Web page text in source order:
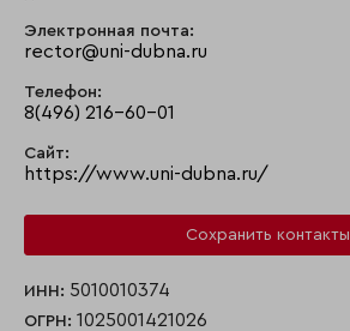
Электронная почта:
rector@uni-dubna.ru
Телефон:
8(496) 216-60-01
Сайт:
https://www.uni-dubna.ru/
Сохранить контакты
ИНН: 5010010374
ОГРН: 1025001421026